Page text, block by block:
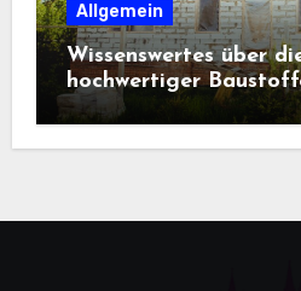
Allgemein
Wissenswertes über
hochwertiger
beim Hausbau